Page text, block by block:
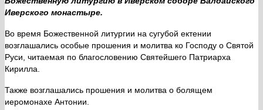
Иверского монастыре.
Во время Божественной литургии на сугубой ектении
возглашались особые прошения и молитва ко Господу о Святой
Руси, читаемая по благословению Святейшего Патриарха
Кирилла.
Также возглашались прошения и молитва о болящем
иеромонахе Антонии.